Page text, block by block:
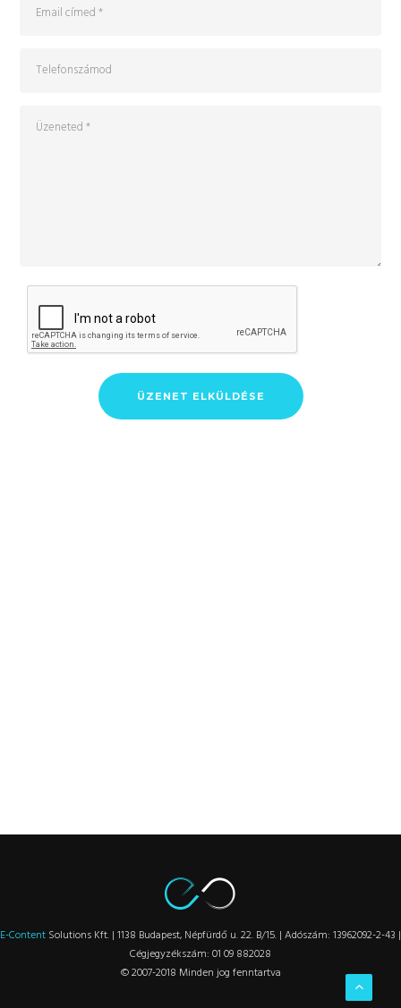
E-Content Solutions Kft. | 1138 Budapest, Népfürdő u. 22. B/15. | Adószám: 13962092-2-43 |
Cégjegyzékszám: 01 09 882028
© 2007-2018 Minden jog fenntartva